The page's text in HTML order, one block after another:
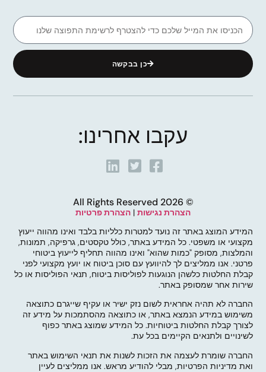
כן בבקשה
עקבו אחרינו:
© 2026 All Rights Reserved
הצהרת נגישות | הצהרת פרטיות
המידע המוצג באתר זה נועד למטרות כלליות בלבד ואינו מהווה ייעוץ
מקצועי או משפטי. כל המידע באתר, כולל טקסטים, גרפיקה, תמונות,
והמלצות, מסופק "כמות שהוא" ואינו מהווה תחליף לייעוץ ביטוחי
פרטני. אנו ממליצים לך להיוועץ עם סוכן ביטוח או יועץ מקצועי לפני
קבלת החלטות כלשהן הנוגעות לפוליסות ביטוח, תנאי הפוליסות או כל
שירות אחר שמסופק באתר.
החברה לא תהיה אחראית לשום נזק ישיר או עקיף שייגרם כתוצאה
משימוש במידע הנמצא באתר, או כתוצאה מהסתמכות על מידע זה
לצורך קבלת החלטות ביטוחיות. כל המידע שמוצג באתר כפוף
לשינויים ולתנאים הקיימים בכל עת.
החברה שומרת לעצמה את הזכות לשנות את תנאי השימוש באתר
ואת מדיניות הפרטיות, מבלי להודיע מראש. אנו ממליצים לעיין